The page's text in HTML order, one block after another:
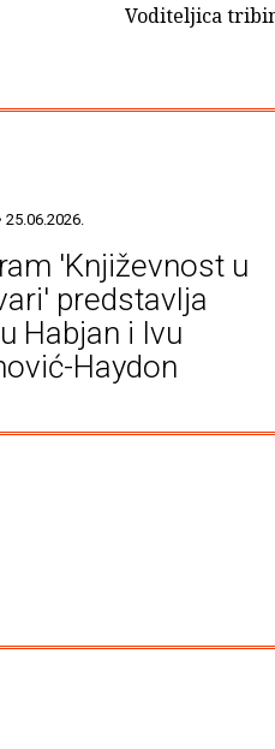
Voditeljica
25.06.2026.
'Književnost u
predstavlja
Habjan i Ivu
Haydon